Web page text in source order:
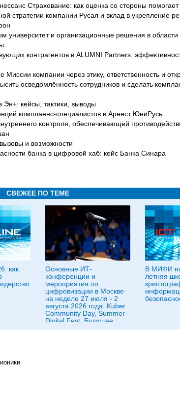
Страхование: как оценка со стороны помогает
стратегии компании Русал и вклад в укрепление
университет и организационные решения в
контрагентов в ALUMNI Partners:
компании через этику, ответственность и
осведомлённость сотрудников и сделать
кейсы, тактики, выводы
комплаенс-специалистов в Арнест ЮниРусь
контроля, обеспечивающей
и возможности
банка в цифровой хаб: кейс Банка Синара
СВЕЖЕЕ ПО ТЕМЕ
как
Основные ИТ-
конференции и
мероприятия по
цифровизации в Москве
на неделе 27 июля - 2
августа 2026 года: Kuber
Community Day, Summer
Digital Fest, Будущее
исследований в
В МИФИ
летняя